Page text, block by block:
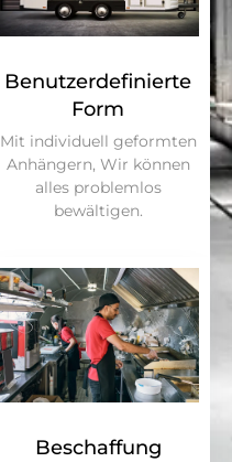
Benutzerdefinierte
Form
Mit individuell geformten
Anhängern, Wir können
alles problemlos
bewältigen.
Beschaffung